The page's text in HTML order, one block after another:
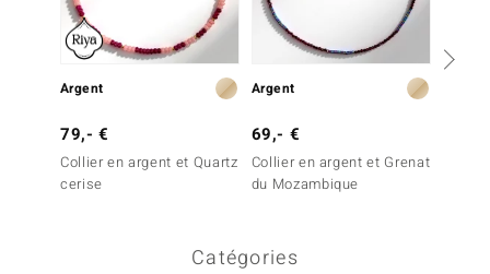
Argent
79,- €
Collier en argent et Quartz
cerise
Argent
69,- €
Collier en argent et Grenat
du Mozambique
Catégories